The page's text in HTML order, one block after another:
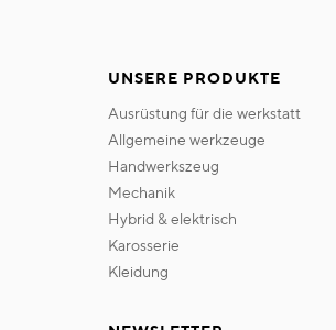
UNSERE PRODUKTE
ausrüstung für die werkstatt
allgemeine werkzeuge
handwerkszeug
mechanik
hybrid & elektrisch
karosserie
kleidung